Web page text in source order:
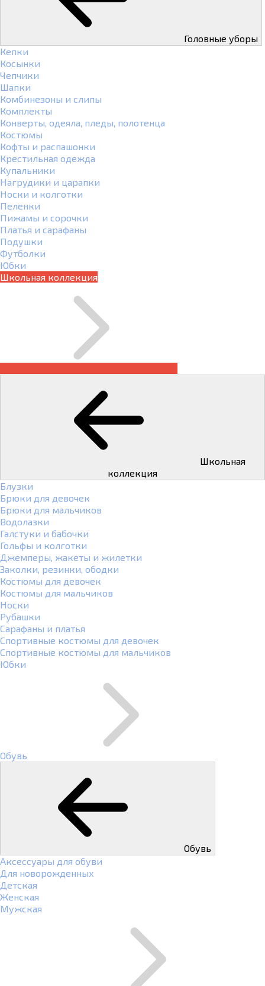
Головные уборы
Кепки
Косынки
Чепчики
Шапки
Комбинезоны и слипы
Комплекты
Конверты, одеяла, пледы, полотенца
Костюмы
Кофты и распашонки
Крестильная одежда
Купальники
Нагрудики и царапки
Носки и колготки
Пеленки
Пижамы и сорочки
Платья и сарафаны
Подушки
Футболки
Юбки
Школьная коллекция
коллекция
Блузки
Брюки для девочек
Брюки для мальчиков
Водолазки
Галстуки и бабочки
Гольфы и колготки
Джемперы, жакеты и жилетки
Заколки, резинки, ободки
Костюмы для девочек
Костюмы для мальчиков
Носки
Рубашки
Сарафаны и платья
Спортивные костюмы для девочек
Спортивные костюмы для мальчиков
Юбки
Обувь
Обувь
Аксессуары для обуви
Для новорожденных
Детская
Женская
Мужская